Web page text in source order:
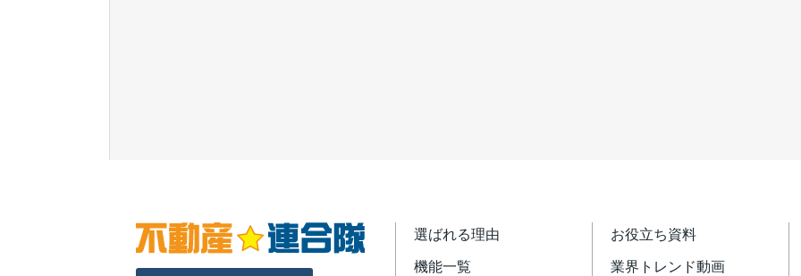
選ばれる理由
機能一覧
お役立ち資料
業界トレンド動画